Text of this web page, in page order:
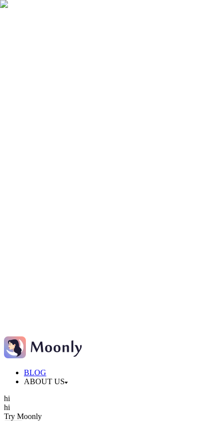
BLOG
ABOUT US
hi
hi
Try Moonly